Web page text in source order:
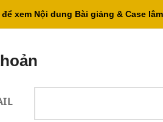
xem Nội dung Bài giảng & Case